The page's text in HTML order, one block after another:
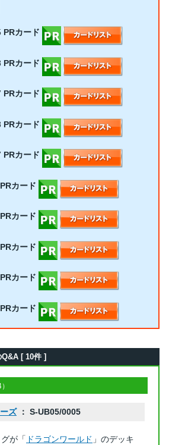
PRカード
PRカード
PRカード
PRカード
PRカード
PRカード
PRカード
PRカード
PRカード
PRカード
Q&A [ 10件 ]
ズ： S-UB05/0005
が「 ドラゴンワールド 」のデッキ